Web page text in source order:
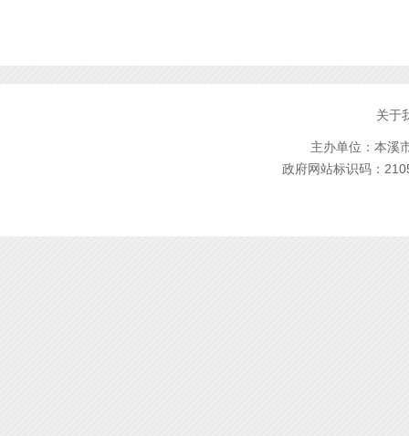
关于
主办单位：本溪
政府网站标识码：